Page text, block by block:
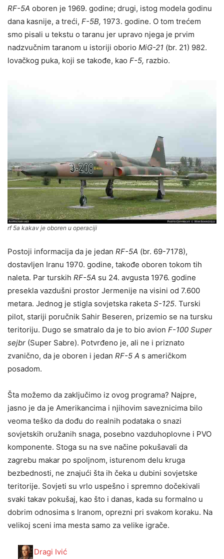
RF-5A oboren je 1969. godine; drugi, istog modela godinu
dana kasnije, a treći, F-5B, 1973. godine. O tom trećem
smo pisali u tekstu o taranu jer upravo njega je prvim
nadzvučnim taranom u istoriji oborio MiG-21 (br. 21) 982.
lovačkog puka, koji se takođe, kao F-5, razbio.
rf 5a kakav je oboren u operaciji
Postoji informacija da je jedan RF-5A (br. 69-7178),
dostavljen Iranu 1970. godine, takođe oboren tokom tih
naleta. Par turskih RF-5A su 24. avgusta 1976. godine
presekla vazdušni prostor Jermenije na visini od 7.600
metara. Jednog je stigla sovjetska raketa S-125. Turski
pilot, stariji poručnik Sahir Beseren, prizemio se na tursku
teritoriju. Dugo se smatralo da je to bio avion F-100 Super
sejbr (Super Sabre). Potvrđeno je, ali ne i priznato
zvanično, da je oboren i jedan RF-5 A s američkom
posadom.
Šta možemo da zaključimo iz ovog programa? Najpre,
jasno je da je Amerikancima i njihovim saveznicima bilo
veoma teško da dođu do realnih podataka o snazi
sovjetskih oružanih snaga, posebno vazduhoplovne i PVO
komponente. Stoga su na sve načine pokušavali da
zagrebu makar po spoljnom, isturenom delu kruga
bezbednosti, ne znajući šta ih čeka u dubini sovjetske
teritorije. Sovjeti su vrlo uspešno i spremno dočekivali
svaki takav pokušaj, kao što i danas, kada su formalno u
dobrim odnosima s Iranom, oprezni pri svakom koraku. Na
velikoj sceni ima mesta samo za velike igrače.
Dragi Ivić